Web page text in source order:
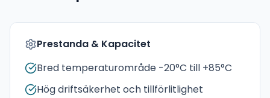
Prestanda & Kapacitet
Bred temperaturområde -20°C till +85°C
Hög driftsäkerhet och tillförlitlighet